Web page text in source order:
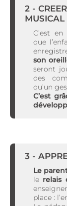
2 -
MUSICAL
C’est
que
son
seront
des
qu’un
C’est
3 -
Le
le relais
place :